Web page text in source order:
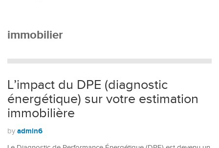
immobilier
L’impact du DPE (diagnostic
énergétique) sur votre estimation
immobilière
by admin6